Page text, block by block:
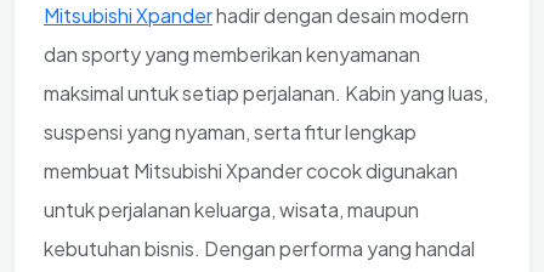
Mitsubishi Xpanderhadir dengan desain modern
dan sporty yang memberikan kenyamanan
maksimal untuk setiap perjalanan. Kabin yang luas,
suspensi yang nyaman, serta fitur lengkap
membuat Mitsubishi Xpander cocok digunakan
untuk perjalanan keluarga, wisata, maupun
kebutuhan bisnis. Dengan performa yang handal